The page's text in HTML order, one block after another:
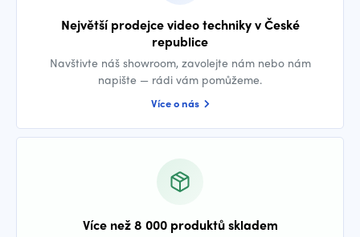
Největší prodejce video techniky v České
republice
Navštivte náš showroom, zavolejte nám nebo nám
napište — rádi vám pomůžeme.
Více o nás
Více než 8 000 produktů skladem